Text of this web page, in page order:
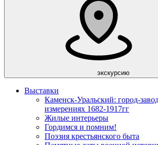
экскурсию
Выставки
Каменск-Уральский: город-
измерениях 1682-1917гг
Жилые интерьеры
Гордимся и помним!
Поэзия крестьянского быта